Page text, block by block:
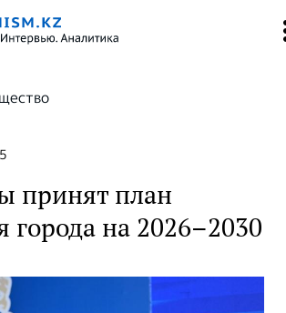
принят план
города на 2026–2030